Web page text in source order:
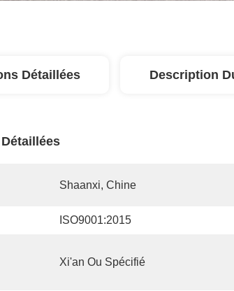
Détaillées Description
Shaanxi, Chine
ISO9001:2015
Xi'an Ou Spécifié